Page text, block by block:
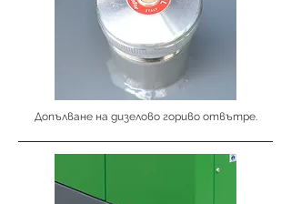
Допълване на дизелово гориво отвътре.